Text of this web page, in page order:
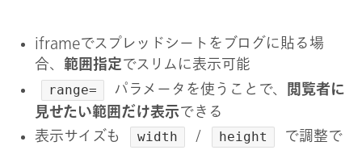
iframeでスプレッドシートをブログに貼る場
合、 範囲指定でスリムに表示可能
range= パラメータを使うことで、
閲覧者に
見せたい範囲だけ表示できる
表示サイズも
width / height
で調整で